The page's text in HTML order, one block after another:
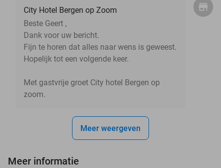
City Hotel Bergen op Zoom
Beste Geert ,
Dank voor uw bericht.
Fijn te horen dat alles naar wens is geweest.
Hopelijk tot een volgende keer.
Met gastvrije groet City hotel Bergen op
zoom.
Meer weergeven
Meer informatie